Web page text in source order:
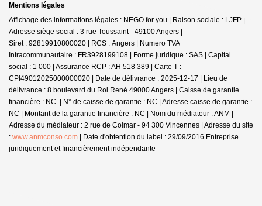
Mentions légales
Affichage des informations légales : NEGO for you | Raison sociale : LJFP |
Adresse siège social : 3 rue Toussaint - 49100 Angers |
Siret : 92819910800020 | RCS : Angers | Numero TVA
Intracommunautaire : FR3928199108 | Forme juridique : SAS | Capital
social : 1 000 | Assurance RCP : AH 518 389 | Carte T :
CPI49012025000000020 | Date de délivrance : 2025-12-17 | Lieu de
délivrance : 8 boulevard du Roi René 49000 Angers | Caisse de garantie
financière : NC. | N° de caisse de garantie : NC | Adresse caisse de garantie :
NC | Montant de la garantie financière : NC | Nom du médiateur : ANM |
Adresse du médiateur : 2 rue de Colmar - 94 300 Vincennes | Adresse du site
: www.anmconso.com | Date d'obtention du label : 29/09/2016 Entreprise
juridiquement et financièrement indépendante